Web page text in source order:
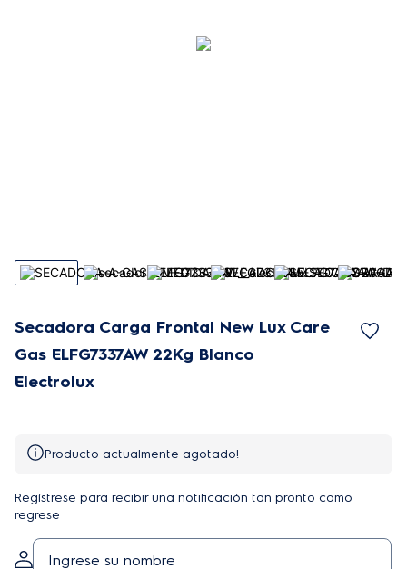
Secadora Carga Frontal New Lux Care
Gas ELFG7337AW 22Kg Blanco
Electrolux
Producto actualmente agotado!
Regístrese para recibir una notificación tan pronto como
regrese